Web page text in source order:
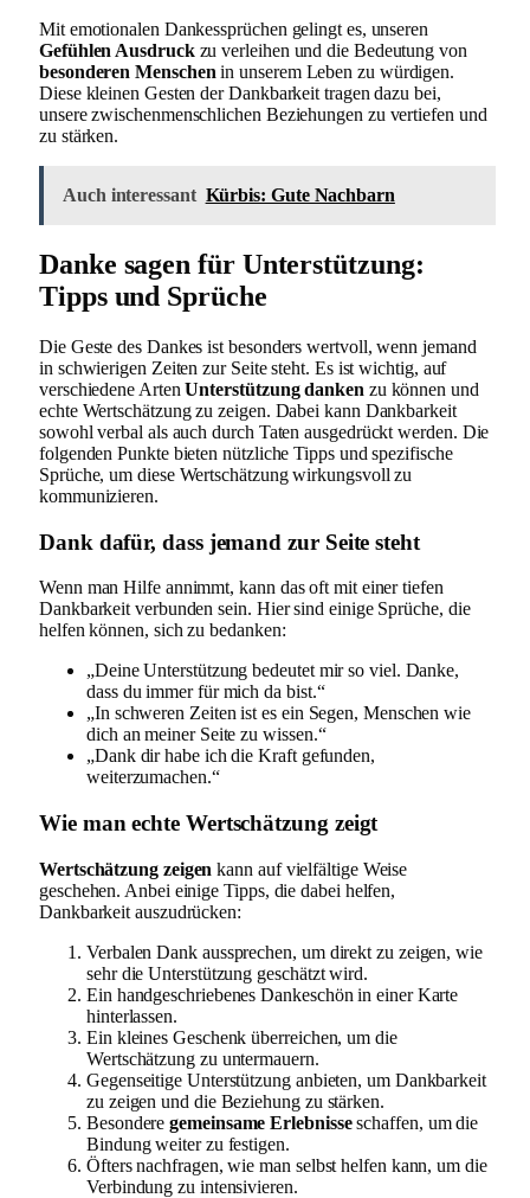
Mit emotionalen Dankessprüchen gelingt es, unseren
Gefühlen Ausdruckzu verleihen und die Bedeutung von
besonderen Menschen in unserem Leben zu würdigen.
Diese kleinen Gesten der Dankbarkeit tragen dazu bei,
unsere zwischenmenschlichen Beziehungen zu vertiefen und
zu stärken.
Auch interessant Kürbis: Gute Nachbarn
Danke sagen für Unterstützung:
Tipps und Sprüche
Die Geste des Dankes ist besonders wertvoll, wenn jemand
in schwierigen Zeiten zur Seite steht. Es ist wichtig, auf
verschiedene ArtenUnterstützung danken zu können und
echte Wertschätzung zu zeigen. Dabei kann Dankbarkeit
sowohl verbal als auch durch Taten ausgedrückt werden. Die
folgenden Punkte bieten nützliche Tipps und spezifische
Sprüche, um diese Wertschätzung wirkungsvoll zu
kommunizieren.
Dank dafür, dass jemand zur Seite steht
Wenn man Hilfe annimmt, kann das oft mit einer tiefen
Dankbarkeit verbunden sein. Hier sind einige Sprüche, die
helfen können, sich zu bedanken:
„Deine Unterstützung bedeutet mir so viel. Danke,
dass du immer für mich da bist.“
„In schweren Zeiten ist es ein Segen, Menschen wie
dich an meiner Seite zu wissen.“
„Dank dir habe ich die Kraft gefunden,
weiterzumachen.“
Wie man echte Wertschätzung zeigt
Wertschätzung zeigen kann auf vielfältige Weise
geschehen. Anbei einige Tipps, die dabei helfen,
Dankbarkeit auszudrücken:
Verbalen Dank aussprechen, um direkt zu zeigen, wie
sehr die Unterstützung geschätzt wird.
Ein handgeschriebenes Dankeschön in einer Karte
hinterlassen.
Ein kleines Geschenk überreichen, um die
Wertschätzung zu untermauern.
Gegenseitige Unterstützung anbieten, um Dankbarkeit
zu zeigen und die Beziehung zu stärken.
Besonderegemeinsame Erlebnisseschaffen, um die
Bindung weiter zu festigen.
Öfters nachfragen, wie man selbst helfen kann, um die
Verbindung zu intensivieren.